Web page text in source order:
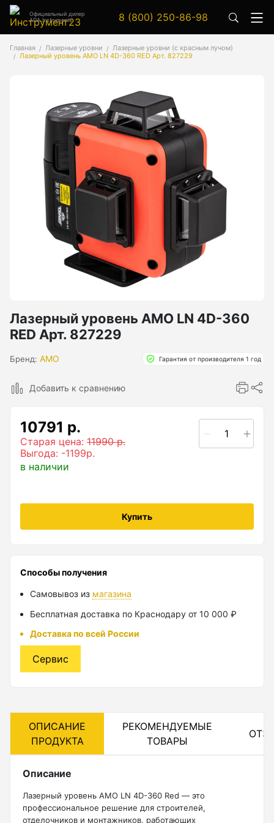
Официальный дилер
ADA Instruments
8 (800) 250-86-98
Главная Лазерные уровни
Лазерные уровни (с красным лучом)
Лазерный уровень AMO LN 4D-360 RED Арт. 827229
Лазерный уровень AMO LN 4D-360
RED Арт. 827229
Бренд: AMO Гарантия от производителя 1 год
Добавить к сравнению
10791 р.
Старая цена: 11990 р.
Выгода: -1199р.
в наличии
Купить
Способы получения
Самовывоз из магазина
Бесплатная доставка по Краснодару от 10 000 ₽
Доставка по всей России
Сервис
ОПИСАНИЕ
ПРОДУКТА
РЕКОМЕНДУЕМЫЕ
ТОВАРЫ
Описание
Лазерный уровень AMO LN 4D-360 Red — это
профессиональное решение для строителей,
отделочников и монтажников, работающих
Аксессуары
Аксессуары к геодезическим приборам
Генератор сигналов
Генератор сигналов специальной формы
Цифровой осциллограф
Генераторы
Аксессуары
Бензиновые генераторы серии A
Бензиновые генераторы серии Lite
Дальномеры
Лазерный датчик расстояния
Дорожные колеса (курвиметры)
Аксессуары к дорожным колесам
Колесо измерительное
Лазерные уровни
Лазерные уровни (с зеленым лучом)
Лазерные уровни (с красным лучом)
Лазерные уровни ADA
Показать еще
Аксессуары для мотобуров